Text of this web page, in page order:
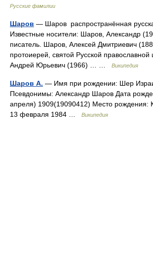
Русские фамилии
Шаров — Шаров распространённая
Известные носители: Шаров, Александр
писатель. Шаров, Алексей Дмитриевич
протоиерей, святой Русской православной
Андрей Юрьевич (1966) … …
Википедия
Шаров А. — Имя при рождении: Шер
Псевдонимы: Александр Шаров Дата
апреля) 1909(19090412) Место рождения:
13 февраля 1984 …
Википедия